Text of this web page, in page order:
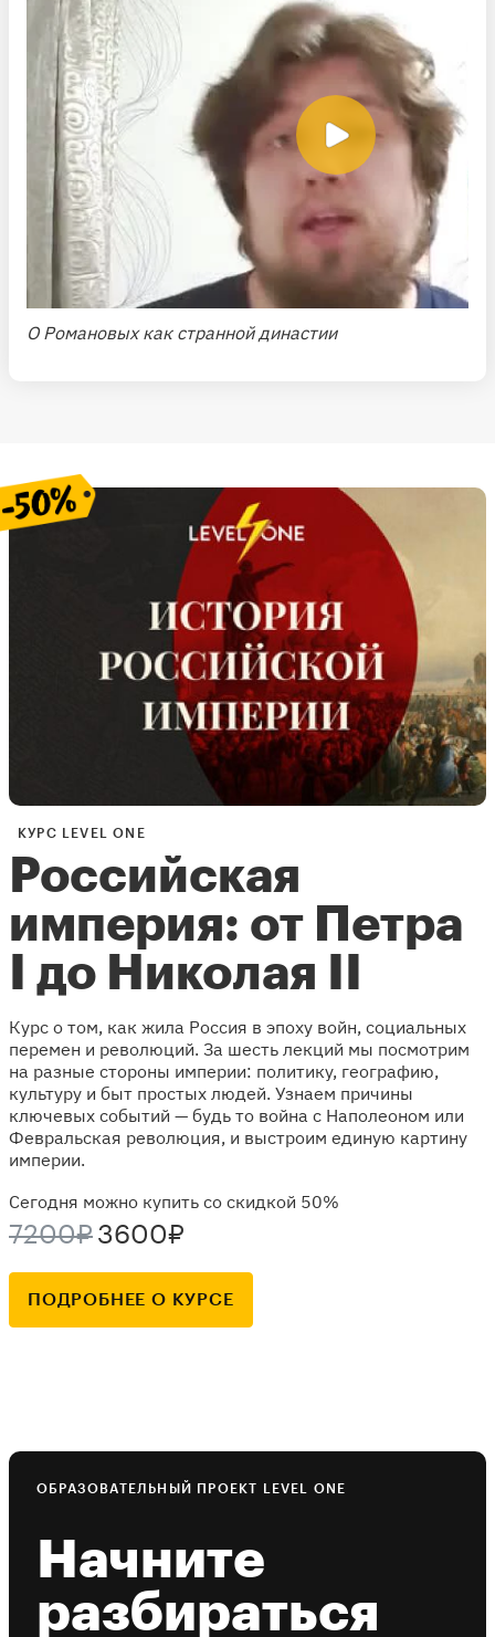
О Романовых как странной династии
КУРС LEVEL ONE
Российская
империя: от Петра
I до Николая II
Курс о том, как жила Россия в эпоху войн, социальных
перемен и революций. За шесть лекций мы посмотрим
на разные стороны империи: политику, географию,
культуру и быт простых людей. Узнаем причины
ключевых событий — будь то война с Наполеоном или
Февральская революция, и выстроим единую картину
империи.
Сегодня можно купить со скидкой 50%
7200₽ 3600₽
ПОДРОБНЕЕ О КУРСЕ
ОБРАЗОВАТЕЛЬНЫЙ ПРОЕКТ LEVEL ONE
Начните
разбираться